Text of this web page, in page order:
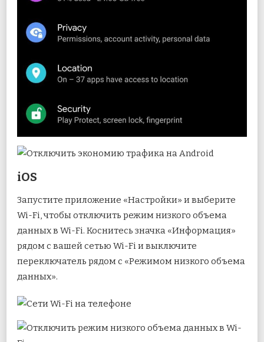
iOS
Запустите приложение «Настройки» и выберите
Wi-Fi, чтобы отключить режим низкого объема
данных в Wi-Fi. Коснитесь значка «Информация»
рядом с вашей сетью Wi-Fi и выключите
переключатель рядом с «Режимом низкого объема
данных».